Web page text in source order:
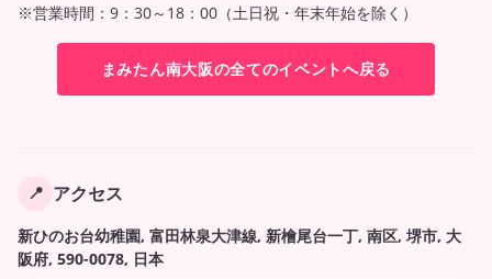
※営業時間：9：30～18：00（土日祝・年末年始を除く）
まみたん南大阪の全てのイベントへ戻る
📍 アクセス
新ひのお台幼稚園, 富田林泉大津線, 新檜尾台一丁, 南区, 堺市, 大
阪府, 590-0078, 日本